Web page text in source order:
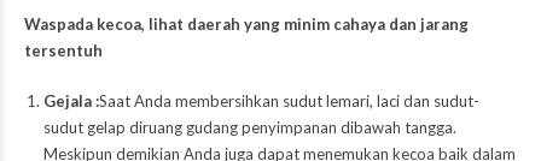
Waspada kecoa, lihat daerah yang minim cahaya dan jarang
tersentuh
Gejala :Saat Anda membersihkan sudut lemari, laci dan sudut-
sudut gelap diruang gudang penyimpanan dibawah tangga.
Meskipun demikian Anda juga dapat menemukan kecoa baik dalam